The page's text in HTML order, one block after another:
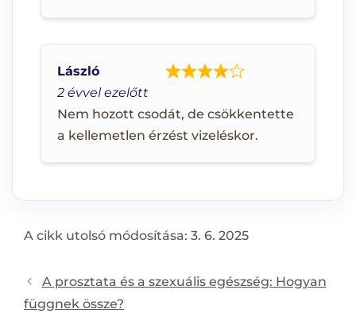
2 évvel ezelőtt
Nem hozott csodát, de csökkentette
a kellemetlen érzést vizeléskor.
László
A cikk utolsó módosítása: 3. 6. 2025
Post
navigation
A prosztata és a szexuális egészség: Hogyan
függnek össze?